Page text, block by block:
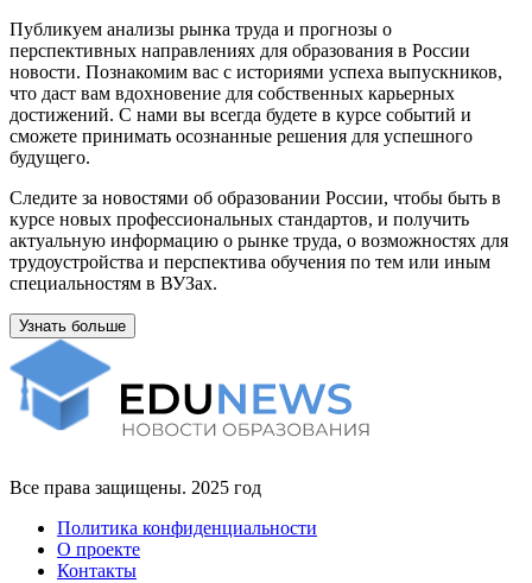
Публикуем анализы рынка труда и прогнозы о
перспективных направлениях для образования в России
новости. Познакомим вас с историями успеха выпускников,
что даст вам вдохновение для собственных карьерных
достижений. С нами вы всегда будете в курсе событий и
сможете принимать осознанные решения для успешного
будущего.
Следите за новостями об образовании России, чтобы быть в
курсе новых профессиональных стандартов, и получить
актуальную информацию о рынке труда, о возможностях для
трудоустройства и перспектива обучения по тем или иным
специальностям в ВУЗах.
Узнать больше
Все права защищены. 2025 год
Политика конфиденциальности
О проекте
Контакты